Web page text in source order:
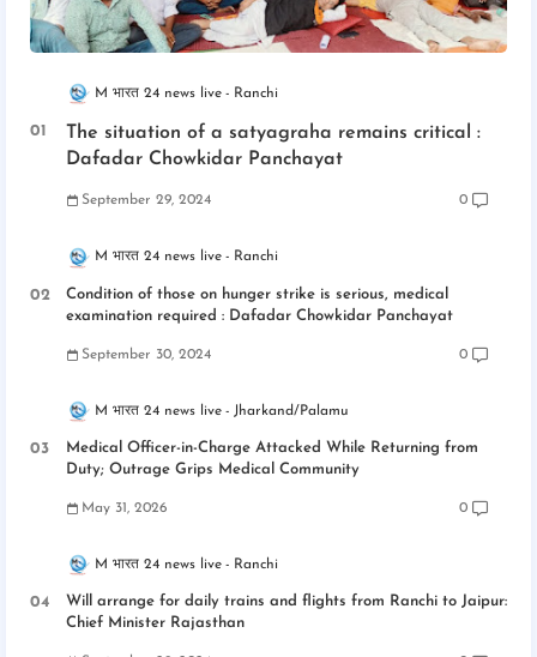
M भारत 24 news live Ranchi
The situation of a satyagraha remains critical :
Dafadar Chowkidar Panchayat
September 29, 2024 0
M भारत 24 news live Ranchi
Condition of those on hunger strike is serious, medical
examination required : Dafadar Chowkidar Panchayat
September 30, 2024 0
M भारत 24 news live Jharkand/Palamu
Medical Officer-in-Charge Attacked While Returning from
Duty; Outrage Grips Medical Community
May 31, 2026 0
M भारत 24 news live Ranchi
Will arrange for daily trains and flights from Ranchi to Jaipur:
Chief Minister Rajasthan